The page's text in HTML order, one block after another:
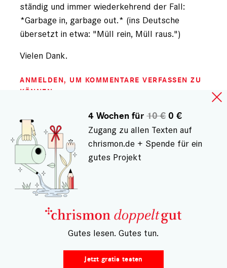
ständig und immer wiederkehrend der Fall:
*Garbage in, garbage out.* (ins Deutsche
übersetzt in etwa: "Müll rein, Müll raus.")
Vielen Dank.
ANMELDEN, UM KOMMENTARE VERFASSEN ZU
KÖNNEN
Gespeichert von wolfgang (nicht registriert)am Di.,
14.11.2023 - 13:23
Antwort
auf
von
Gerhard
(nicht
registriert)
Ein Engel?
Ein Engel jubelt mir also unter, ich hätte
Verständnis von Gott ganz offentsichtlich dem
vo einer bestimmten Art Automaten entspricht.
Das zeigt wieder einmal, auch ein Engel hat
4 Wochen für10 €0 €
Zugang zu allen Texten auf
chrismon.de + Spende für ein
gutes Projekt
– Gutes lesen. Gutes tun.
Jetzt gratis testen